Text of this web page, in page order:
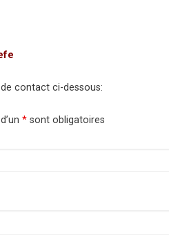
contact ci-dessous:
* sont obligatoires